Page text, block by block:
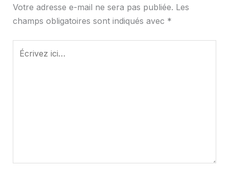
Votre adresse e-mail ne sera pas publiée. Les
champs obligatoires sont indiqués avec *
Écrivez